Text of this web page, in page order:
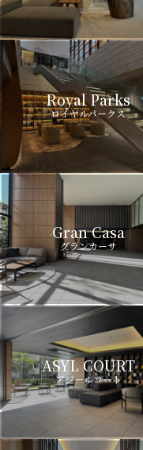
Royal Parks
ロイヤルパークス
Gran Casa
グランカーサ
ASYL COURT
アジールコート